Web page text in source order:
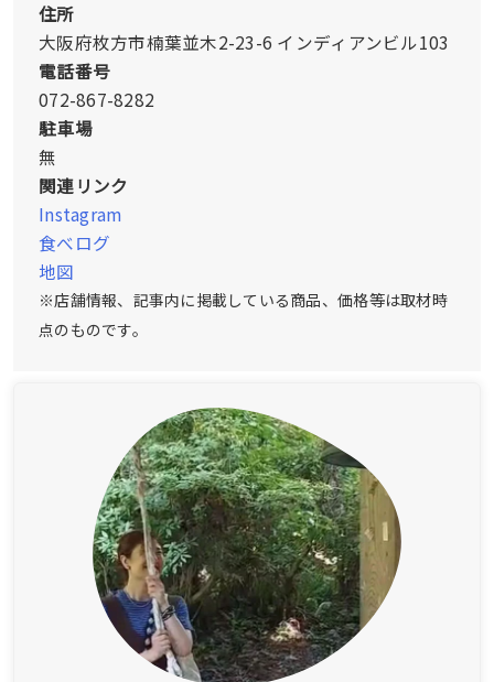
住所
大阪府枚方市楠葉並木2-23-6 インディアンビル103
電話番号
072-867-8282
駐車場
無
関連リンク
Instagram
食べログ
地図
※店舗情報、記事内に掲載している商品、価格等は取材時
点のものです。